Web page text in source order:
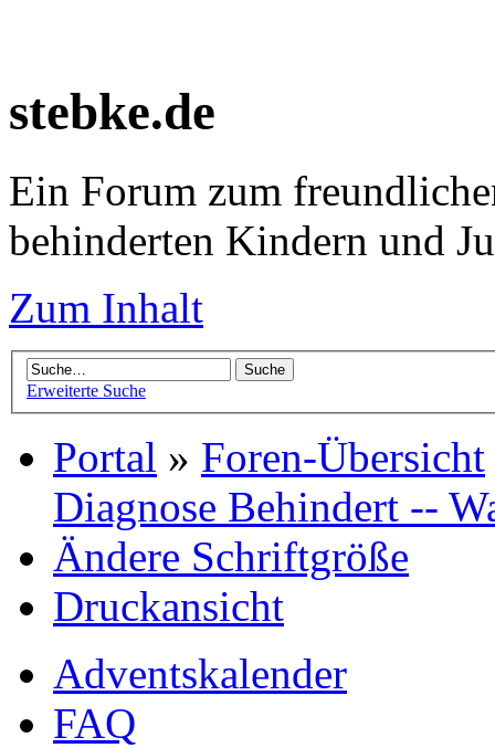
stebke.de
Ein Forum zum
behinderten Kindern und
Zum Inhalt
Erweiterte Suche
Portal » Foren-Übersicht
Diagnose Behindert --
Ändere Schriftgröße
Druckansicht
Adventskalender
FAQ